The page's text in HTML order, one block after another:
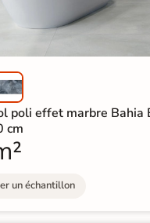
poli effet marbre Bahia
cm
un échantillon